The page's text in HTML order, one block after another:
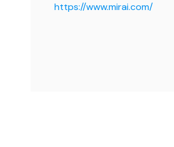
https://www.mirai.com/